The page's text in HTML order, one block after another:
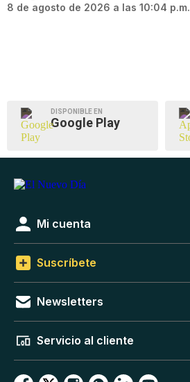
8 de agosto de 2026 a las 10:04 p.m.
DISPONIBLE EN
Google Play
Mi cuenta
Suscríbete
Newsletters
Servicio al cliente